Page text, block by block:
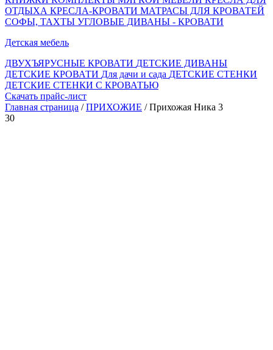
ОТДЫХА КРЕСЛА-КРОВАТИ МАТРАСЫ ДЛЯ КРОВАТЕЙ
СОФЫ, ТАХТЫ УГЛОВЫЕ ДИВАНЫ - КРОВАТИ
Детская мебель
ДВУХЪЯРУСНЫЕ КРОВАТИ ДЕТСКИЕ ДИВАНЫ
ДЕТСКИЕ КРОВАТИ Для дачи и сада ДЕТСКИЕ СТЕНКИ
ДЕТСКИЕ СТЕНКИ С КРОВАТЬЮ
Скачать прайс-лист
Главная страница /ПРИХОЖИЕ / Прихожая Ника 3
30